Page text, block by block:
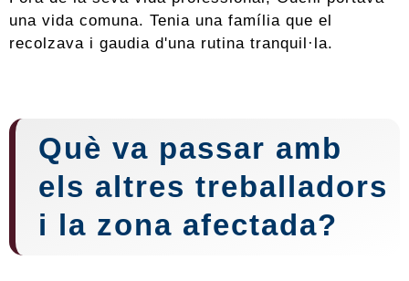
una vida comuna. Tenia una família que el
recolzava i gaudia d'una rutina tranquil·la.
Què va passar amb
els altres treballadors
i la zona afectada?